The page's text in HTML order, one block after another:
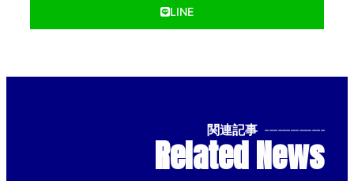
LINE
関連記事 --------------
Related News